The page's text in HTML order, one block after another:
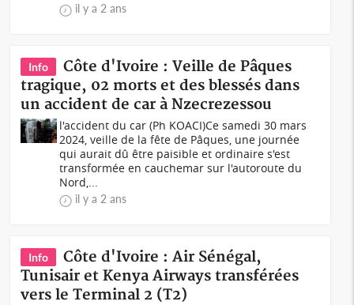
il y a 2 ans
Info
Côte d'Ivoire : Veille de Pâques
tragique, 02 morts et des blessés dans
un accident de car à Nzecrezessou
l'accident du car (Ph KOACI)Ce samedi 30 mars
2024, veille de la fête de Pâques, une journée
qui aurait dû être paisible et ordinaire s'est
transformée en cauchemar sur l'autoroute du
Nord,...
il y a 2 ans
Info
Côte d'Ivoire : Air Sénégal,
Tunisair et Kenya Airways transférées
vers le Terminal 2 (T2)